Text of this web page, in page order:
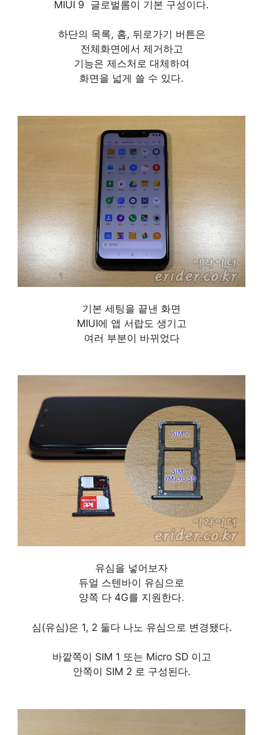
MIUI 9 글로벌롬이 기본 구성이다.
하단의 목록, 홈, 뒤로가기 버튼은
전체화면에서 제거하고
기능은 제스처로 대체하여
화면을 넓게 쓸 수 있다.
기본 세팅을 끝낸 화면
MIUI에 앱 서랍도 생기고
여러 부분이 바뀌었다
유심을 넣어보자
듀얼 스텐바이 유심으로
양쪽 다 4G를 지원한다.
심(유심)은 1, 2 둘다 나노 유심으로 변경됐다.
바깥쪽이 SIM 1 또는 Micro SD 이고
안쪽이 SIM 2 로 구성된다.